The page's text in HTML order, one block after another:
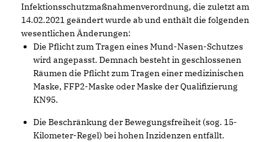
Infektionsschutzmaßnahmenverordnung, die zuletzt am
14.02.2021 geändert wurde ab und enthält die folgenden
wesentlichen Änderungen:
Die Pflicht zum Tragen eines Mund-Nasen-Schutzes
wird angepasst. Demnach besteht in geschlossenen
Räumen die Pflicht zum Tragen einer medizinischen
Maske, FFP2-Maske oder Maske der Qualifizierung
KN95.
Die Beschränkung der Bewegungsfreiheit (sog. 15-
Kilometer-Regel) bei hohen Inzidenzen entfällt.